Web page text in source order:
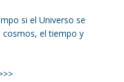
si el Universo se
cosmos, el tiempo y